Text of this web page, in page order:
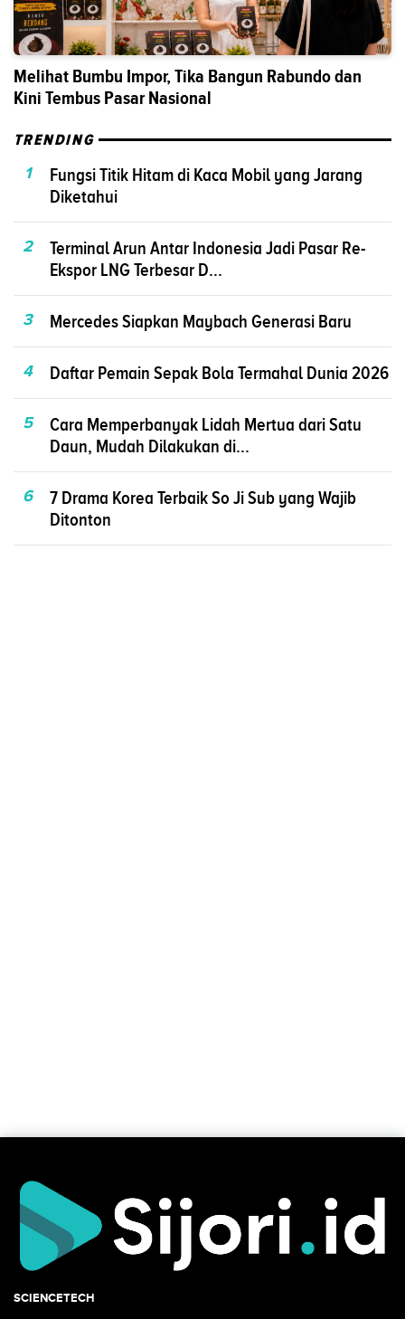
Melihat Bumbu Impor, Tika Bangun Rabundo dan
Kini Tembus Pasar Nasional
TRENDING
1
Fungsi Titik Hitam di Kaca Mobil yang Jarang
Diketahui
2
Terminal Arun Antar Indonesia Jadi Pasar Re-
Ekspor LNG Terbesar D...
3 Mercedes Siapkan Maybach Generasi Baru
4 Daftar Pemain Sepak Bola Termahal Dunia 2026
5
Cara Memperbanyak Lidah Mertua dari Satu
Daun, Mudah Dilakukan di...
6
7 Drama Korea Terbaik So Ji Sub yang Wajib
Ditonton
SCIENCETECH